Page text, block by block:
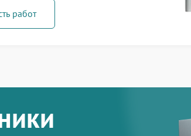
работ